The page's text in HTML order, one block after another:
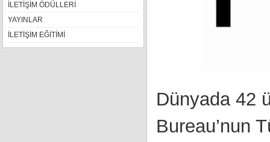
Dünyada 42
Bureau’nun
İLETİŞİM ÖDÜLLERİ
YAYINLAR
İLETİŞİM EĞİTİMİ